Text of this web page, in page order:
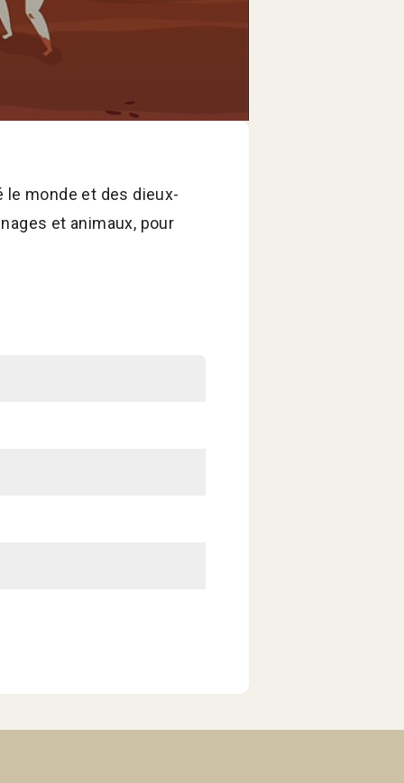
le monde et des dieux-
et animaux, pour